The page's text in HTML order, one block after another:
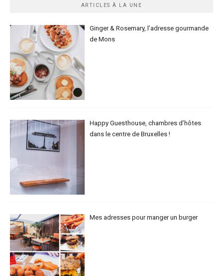
ARTICLES À LA UNE
Ginger & Rosemary, l’adresse gourmande
de Mons
Happy Guesthouse, chambres d’hôtes
dans le centre de Bruxelles !
Mes adresses pour manger un burger